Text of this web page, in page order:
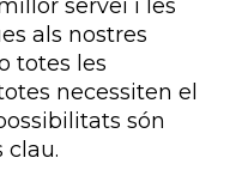
servei i les
als nostres
totes les
necessiten el
són
clau.